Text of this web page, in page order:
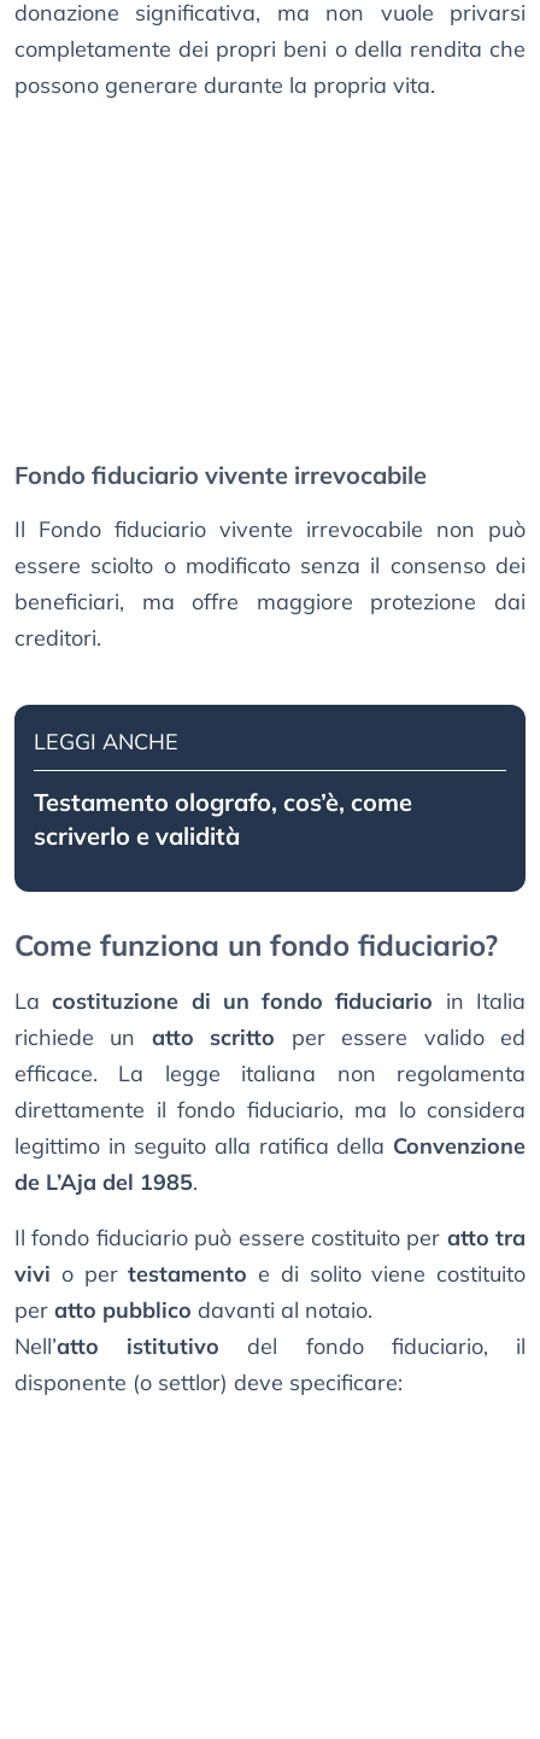
donazione significativa, ma non vuole privarsi
completamente dei propri beni o della rendita che
possono generare durante la propria vita.
Fondo fiduciario vivente irrevocabile
Il Fondo fiduciario vivente irrevocabile non può
essere sciolto o modificato senza il consenso dei
beneficiari, ma offre maggiore protezione dai
creditori.
LEGGI ANCHE
Testamento olografo, cos’è, come
scriverlo e validità
Come funziona un fondo fiduciario?
Lacostituzione di un fondo fiduciario in Italia
richiede un atto scritto per essere valido ed
efficace. La legge italiana non regolamenta
direttamente il fondo fiduciario, ma lo considera
legittimo in seguito alla ratifica della Convenzione
de L’Aja del 1985.
Il fondo fiduciario può essere costituito per atto tra
vivi o pertestamento e di solito viene costituito
per atto pubblico davanti al notaio.
Nell’atto istitutivo del fondo fiduciario, il
disponente (o settlor) deve specificare: